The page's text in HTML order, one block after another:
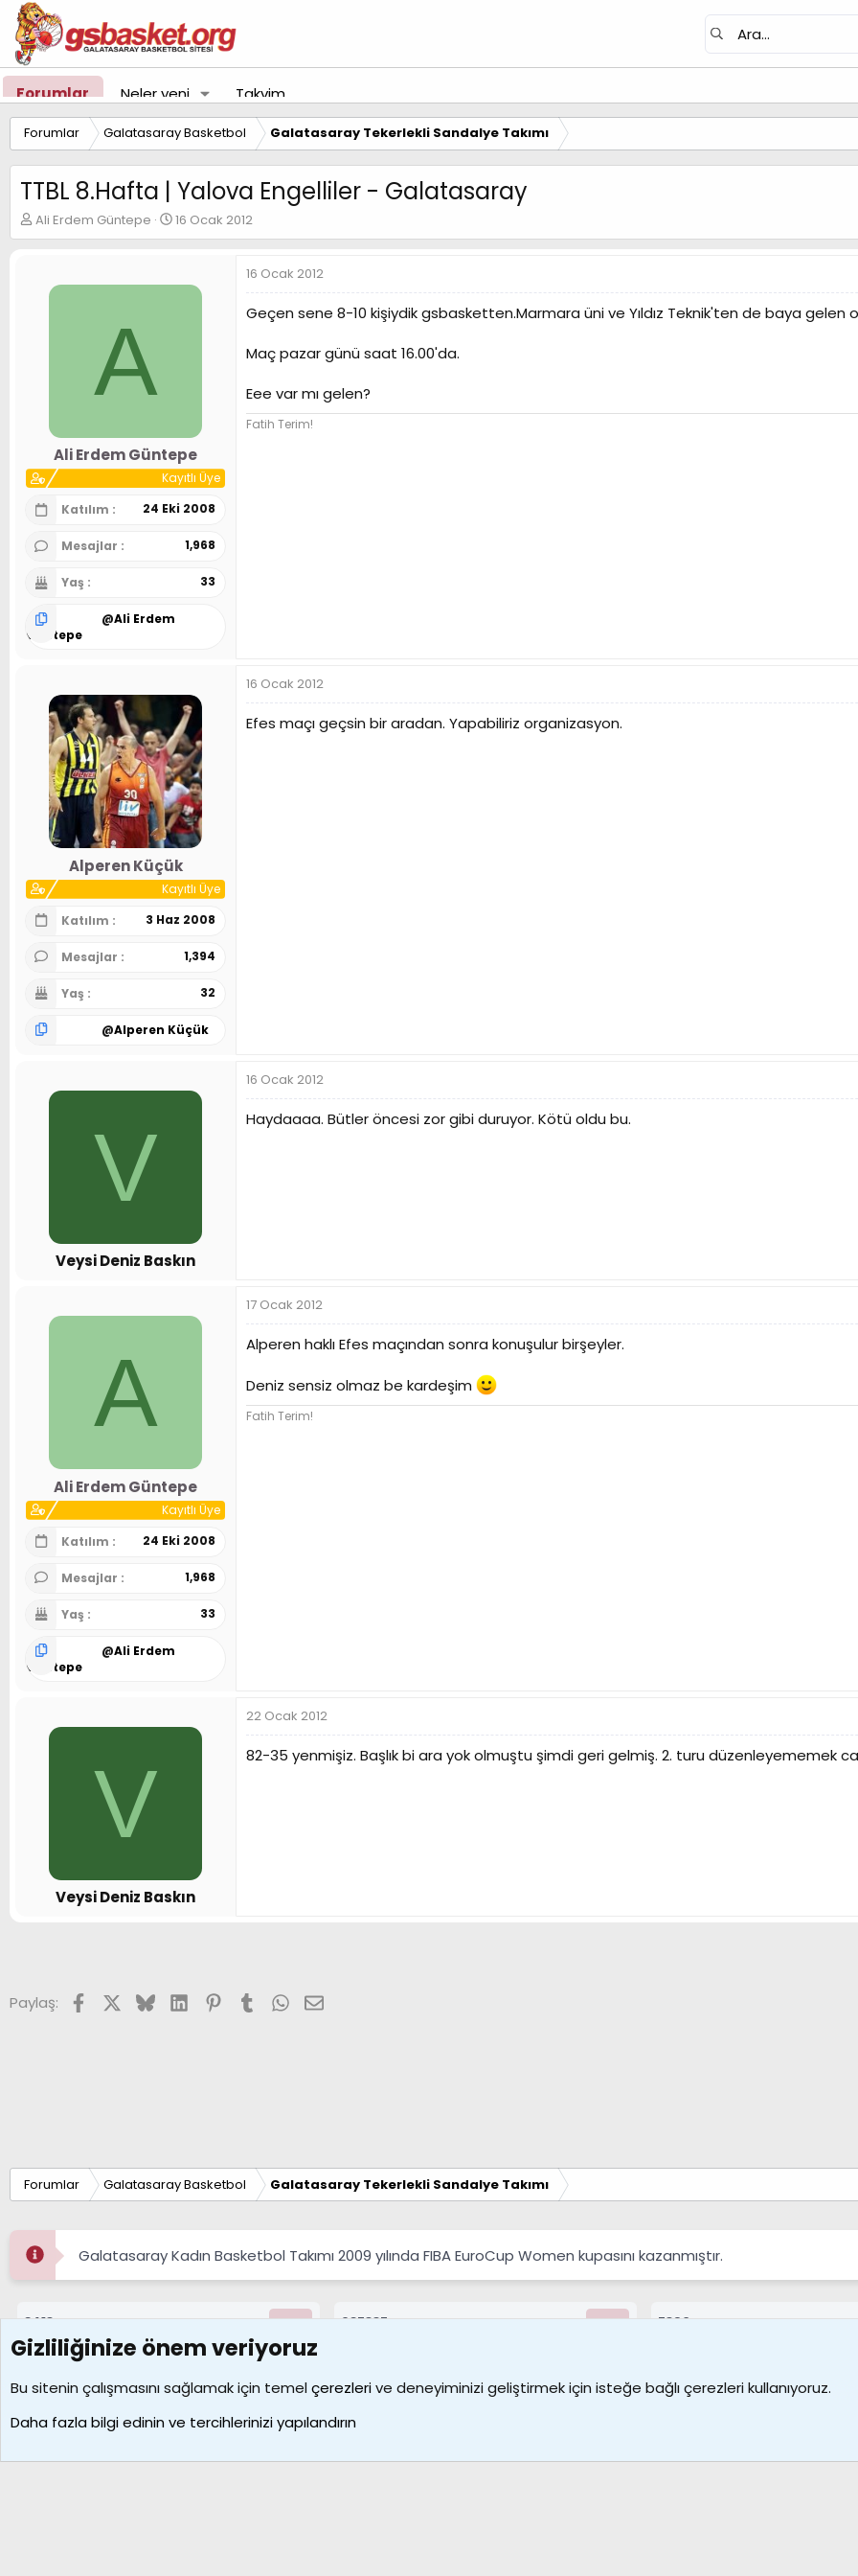
Forumlar Neler yeni Takvim
Forumlar Galatasaray Basketbol Galatasaray Tekerlekli Sandalye Takımı
TTBL 8.Hafta | Yalova Engelliler - Galatasaray
K
o
Ali Erdem Güntepe
B
a
a
h
i
16 Ocak 2012
A
Ali Erdem Güntepe
Kayıtlı Üye
Katılım
24 Eki 2008
Mesajlar 1,968
Yaş 33
@Ali Erdem
Güntepe
16 Ocak 2012
Geçen sene 8-10 kişiydik gsbasketten.Marmara üni ve Yıldız Teknik'ten de baya gelen
Maç pazar günü saat 16.00'da.
Eee var mı gelen?
Fatih Terim!
Alperen Küçük
Kayıtlı Üye
Katılım
3 Haz 2008
Mesajlar 1,394
Yaş 32
@Alperen Küçük
16 Ocak 2012
Efes maçı geçsin bir aradan. Yapabiliriz organizasyon.
V
Veysi Deniz Baskın
16 Ocak 2012
Haydaaaa. Bütler öncesi zor gibi duruyor. Kötü oldu bu.
A
Ali Erdem Güntepe
Kayıtlı Üye
Katılım
24 Eki 2008
Mesajlar 1,968
Yaş 33
@Ali Erdem
Güntepe
17 Ocak 2012
Alperen haklı Efes maçından sonra konuşulur birşeyler.
Deniz sensiz olmaz be kardeşim
Fatih Terim!
V
Veysi Deniz Baskın
22 Ocak 2012
82-35 yenmişiz. Başlık bi ara yok olmuştu şimdi geri gelmiş. 2. turu düzenleyememek can
Paylaş: FacebookX (Twitter)
BlueskyLinkedInPinterest
Tumblr WhatsApp
E-posta
Forumlar Galatasaray Basketbol Galatasaray Tekerlekli Sandalye Takımı
Galatasaray Kadın Basketbol Takımı 2009 yılında FIBA EuroCup Women kupasını kazanmıştır.
8413
Konular
687337
7390
Çerezler Bize ulaşın
Galatasaray Basketbol | GS Basket Taraftar Platformu
Gizliliğinize önem veriyoruz
Bu sitenin çalışmasını sağlamak için temelçerezlerive deneyiminizi geliştirmek için isteğe bağlı çerezleri kullanıyoruz.
Daha fazla bilgi edinin ve tercihlerinizi yapılandırın